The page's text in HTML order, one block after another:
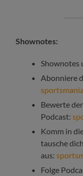
Shownotes:
Shownotes
Abonniere
Bewerte
Podcast:
Komm in
tausche
aus:
Folge